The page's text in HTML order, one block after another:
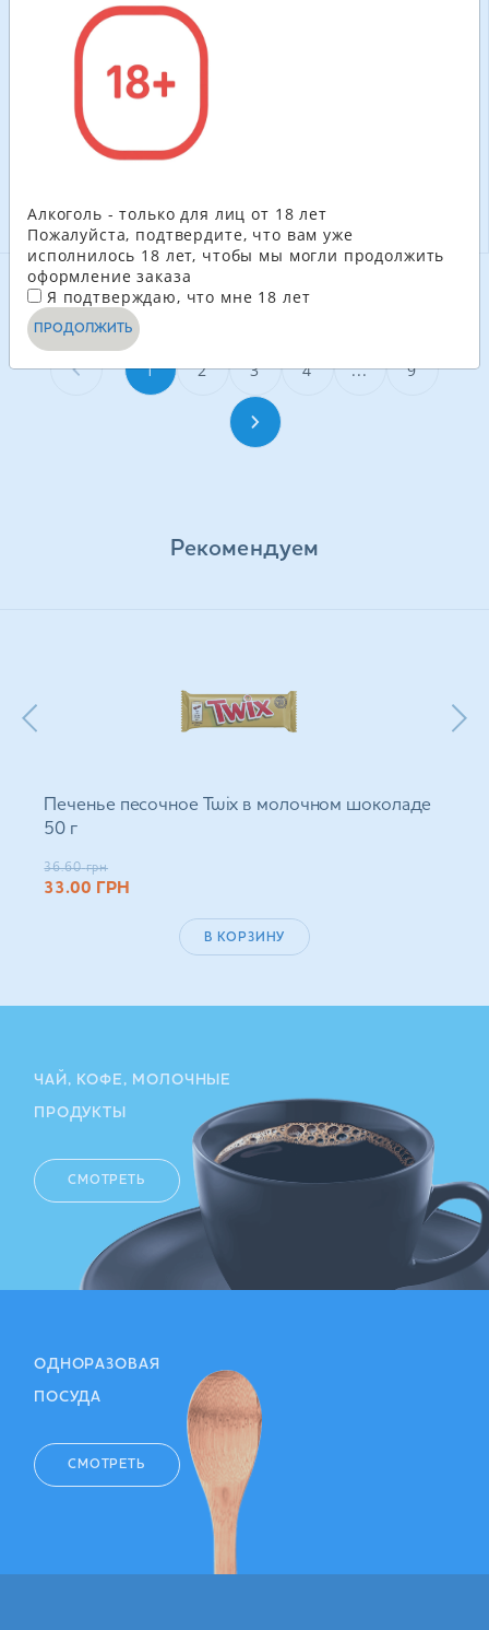
сильногазированный
напиток
12 шт. в уп.
грн
ГРН
+
СМОТРЕТЬ ЕЩЁ
1 2 3 4 ... 9
Рекомендуем
Печенье песочное Twix в молочном шоколаде
50 г
36.60 грн
33.00 ГРН
В КОРЗИНУ
ЧАЙ, КОФЕ, МОЛОЧНЫЕ
ПРОДУКТЫ
СМОТРЕТЬ
ОДНОРАЗОВАЯ
ПОСУДА
СМОТРЕТЬ
Алкоголь - только для лиц от 18 лет
Пожалуйста, подтвердите, что вам уже
исполнилось 18 лет, чтобы мы могли продолжить
оформление заказа
Я подтверждаю, что мне 18 лет
ПРОДОЛЖИТЬ